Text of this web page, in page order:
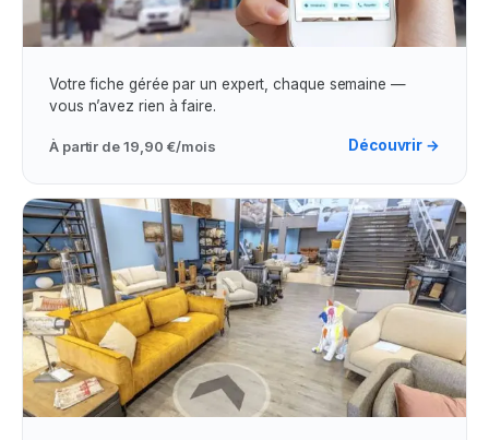
Assistance & Visibilité Google Maps
Votre fiche gérée par un expert, chaque semaine —
vous n’avez rien à faire.
À partir de19,90 €/mois Découvrir →